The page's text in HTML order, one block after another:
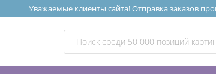
Уважаемые клиенты сайта! Отправка заказов